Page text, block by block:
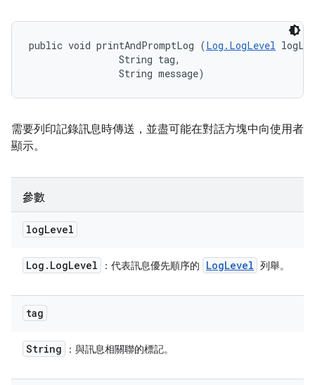
public void printAndPromptLog (Log.LogLevel
                String tag,
                String message)
需要列印記錄訊息時傳送，並盡可能在對話方塊中向使用者
顯示。
參數
logLevel
Log . LogLevel ：代表訊息優先順序的 LogLevel 列舉。
tag
String ：與訊息相關聯的標記。